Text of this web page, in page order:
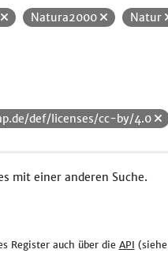
Natura2000
Natur
def/licenses/cc-by/4.0
mit einer anderen Suche.
Register auch über die API (siehe